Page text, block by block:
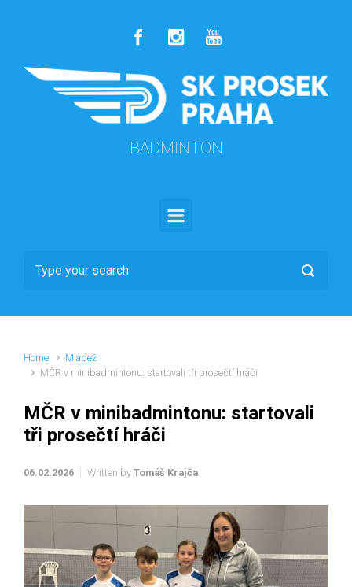
BADMINTON
Home
Mládež
MČR v minibadmintonu: startovali tři prosečtí hráči
MČR v minibadmintonu: startovali
tři prosečtí hráči
06.02.2026 Written by Tomáš Krajča